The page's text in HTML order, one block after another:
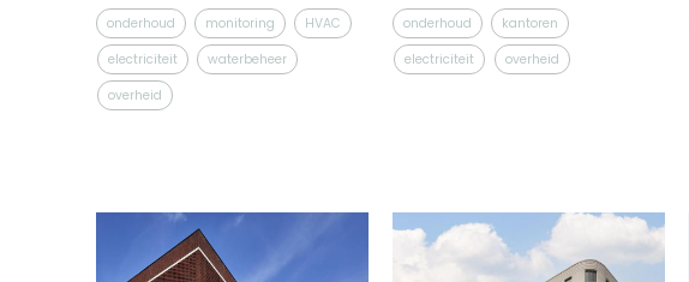
onderhoud monitoring
HVAC
electriciteit
waterbeheer
overheid
onderhoud
kantoren
electriciteit
overheid